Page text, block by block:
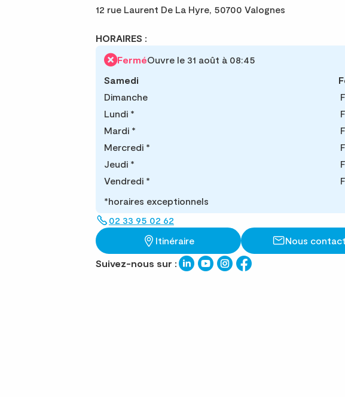
12 rue Laurent De La Hyre, 50700 Valognes
HORAIRES :
FerméOuvre le 31 août à 08:45
Samedi
Dimanche
Lundi *
Mardi *
Mercredi *
Jeudi *
Vendredi *
*horaires exceptionnels
02 33 95 02 62
Itinéraire
Nous
Suivez-nous sur :